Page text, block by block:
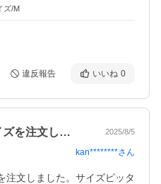
ズ/M
違反報告 いいね 0
ズを注文し… 2025/8/5
kan********さん
注文しました。サイズピッタ